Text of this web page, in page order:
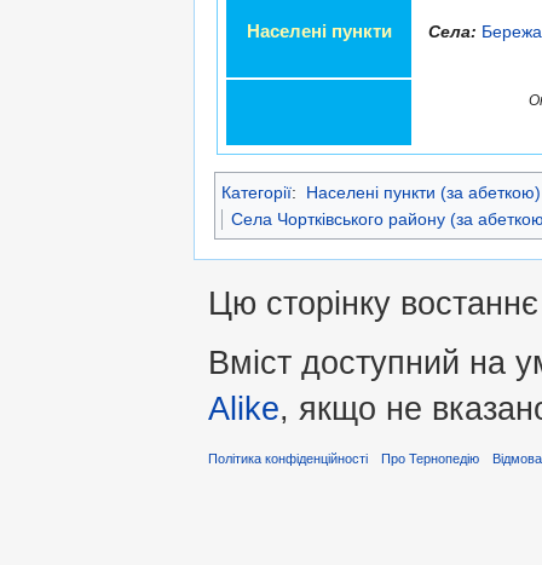
Населені пункти Села:
Категорії:
Населені пункти (за абеткою)
Села Чортківського району (за
Цю сторінку
Вміст доступний на
Alike, якщо не
Політика конфіденційності Про Тернопедію